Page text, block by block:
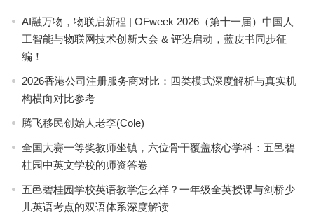
AI融万物，物联启新程 | OFweek 2026（第十一届）中国人
工智能与物联网技术创新大会 & 评选启动，蓝皮书同步征
编！
2026香港公司注册服务商对比：四类模式深度解析与真实机
构横向对比参考
腾飞移民创始人老李(Cole)
全国大赛一等奖教师坐镇，六位骨干覆盖核心学科：五邑碧
桂园中英文学校的师资答卷
五邑碧桂园学校英语教学怎么样？一年级全英授课与剑桥少
儿英语考点的双语体系深度解读